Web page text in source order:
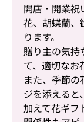
開店・開業祝
花、胡蝶蘭、
ります。
贈り主の気持
て、適切なお
また、季節
ジを添えると
加えて花ギフ